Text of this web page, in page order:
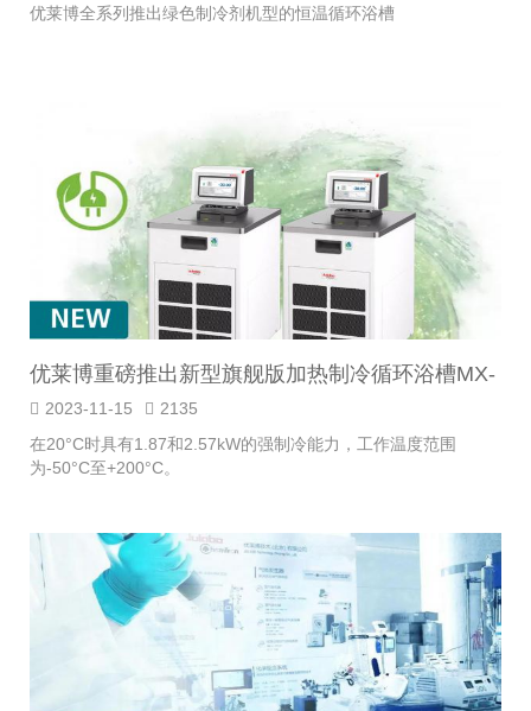
优莱博全系列推出绿色制冷剂机型的恒温循环浴槽
优莱博重磅推出新型旗舰版加热制冷循环浴槽MX-
1800F & 2500F
2023-11-15
2135
在20°C时具有1.87和2.57kW的强制冷能力，工作温度范围
为-50°C至+200°C。